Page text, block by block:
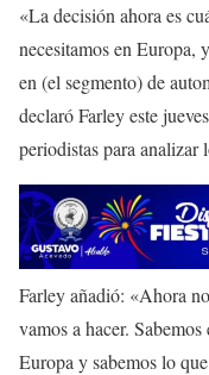
«La decisión ahora es
necesitamos en Europa,
en (el segmento) de
declaró Farley este
periodistas para analizar
Farley añadió: «Ahora
vamos a hacer.
Europa y sabemos lo